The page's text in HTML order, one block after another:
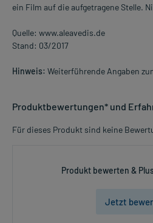
ein Film auf die aufgetragene Stelle.
Quelle: www.aleavedis.de
Stand: 03/2017
Hinweis: Weiterführende Angaben
Produktbewertungen* und
Für dieses Produkt sind keine
Produkt bewerten &
Jetzt